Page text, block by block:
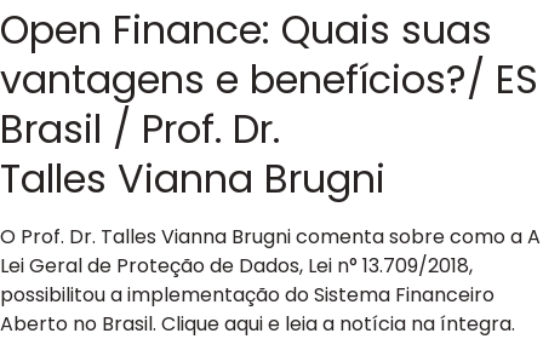
Open Finance: Quais suas
vantagens e benefícios?/ ES
Brasil / Prof. Dr.
Talles Vianna Brugni
O Prof. Dr. Talles Vianna Brugni comenta sobre como a A
Lei Geral de Proteção de Dados, Lei n° 13.709/2018,
possibilitou a implementação do Sistema Financeiro
Aberto no Brasil. Clique aqui e leia a notícia na íntegra.